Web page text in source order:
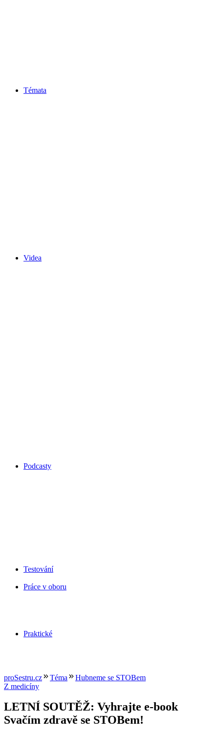
Témata
Videa
Podcasty
Testování
Práce v oboru
Praktické
proSestru.cz Téma
Hubneme se STOBem
Z medicíny
LETNÍ SOUTĚŽ: Vyhrajte e-book
Svačím zdravě se STOBem!